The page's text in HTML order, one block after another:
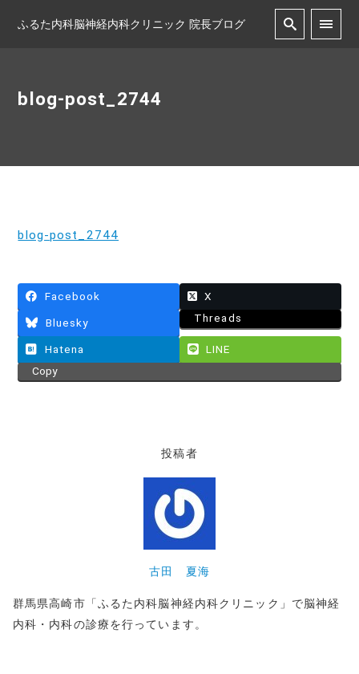
ふるた内科脳神経内科クリニック 院長ブログ
blog-post_2744
blog-post_2744
Facebook X
Bluesky Threads
Hatena
LINE
Copy
投稿者
古田 夏海
群馬県高崎市「ふるた内科脳神経内科クリニック」で脳神経
内科・内科の診療を行っています。